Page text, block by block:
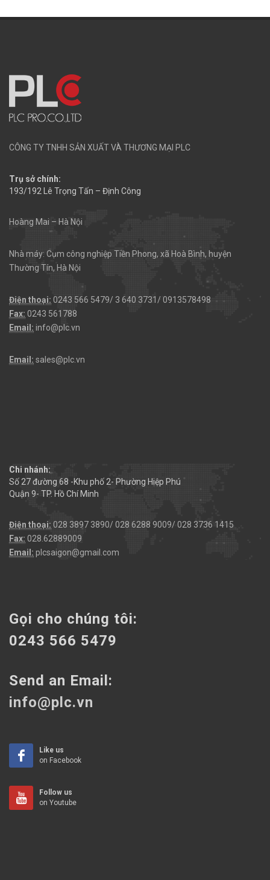
CÔNG TY TNHH SẢN XUẤT VÀ THƯƠNG MẠI PLC
Trụ sở chính:
193/192 Lê Trọng Tấn – Định Công
Hoàng Mai – Hà Nội
Nhà máy: Cụm công nghiệp Tiền Phong, xã Hoà Bình, huyện
Thường Tín, Hà Nội
Điện thoại: 0243 566 5479/ 3 640 3731/ 0913578498
Fax: 0243 561788
Email: info@plc.vn
Email: sales@plc.vn
Chi nhánh:
Số 27 đường 68 -Khu phố 2- Phường Hiệp Phú
Quận 9- TP. Hồ Chí Minh
Điện thoại: 028 3897 3890/ 028 6288 9009/ 028 3736 1415
Fax: 028.62889009
Email: plcsaigon@gmail.com
Gọi cho chúng tôi:
0243 566 5479
Send an Email:
info@plc.vn
Like us
on Facebook
Follow us
on Youtube